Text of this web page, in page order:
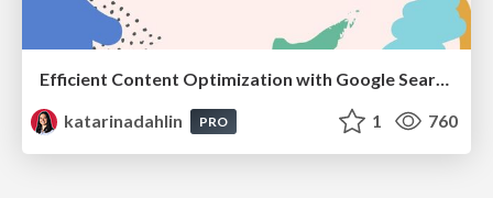
katarinadahlin
PRO 1 760